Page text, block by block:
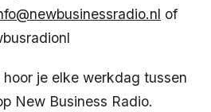
of
je elke werkdag tussen
New Business Radio.